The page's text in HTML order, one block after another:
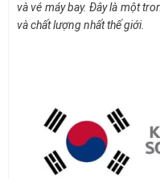
và vé máy bay. Đây là một
và chất lượng nhất thế giới.